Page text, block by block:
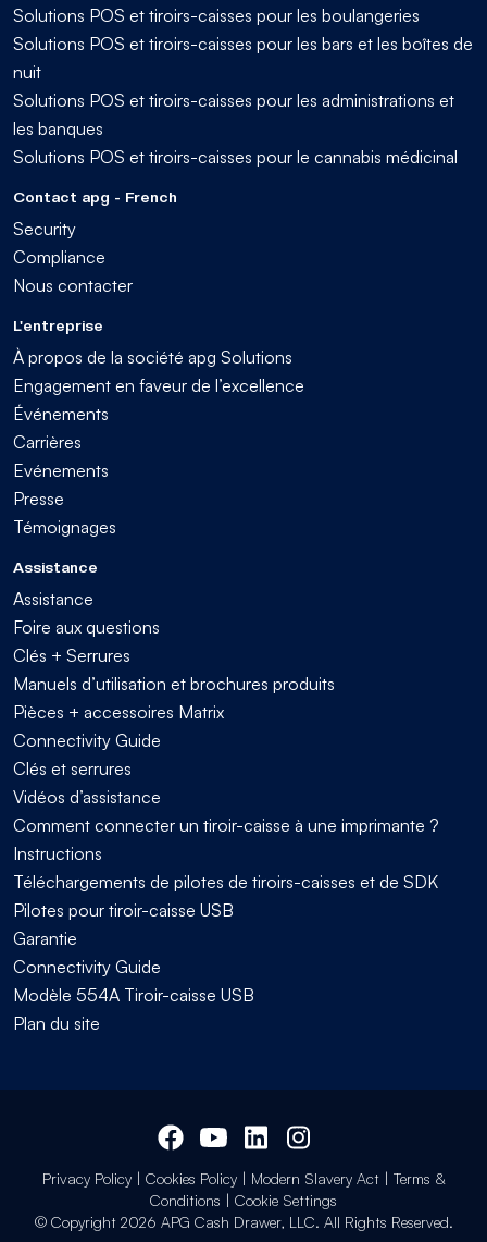
Solutions POS et tiroirs-caisses pour les boulangeries
Solutions POS et tiroirs-caisses pour les bars et les boîtes de
nuit
Solutions POS et tiroirs-caisses pour les administrations et
les banques
Solutions POS et tiroirs-caisses pour le cannabis médicinal
Contact apg - French
Security
Compliance
Nous contacter
L'entreprise
À propos de la société apg Solutions
Engagement en faveur de l’excellence
Événements
Carrières
Evénements
Presse
Témoignages
Assistance
Assistance
Foire aux questions
Clés + Serrures
Manuels d’utilisation et brochures produits
Pièces + accessoires Matrix
Connectivity Guide
Clés et serrures
Vidéos d’assistance
Comment connecter un tiroir-caisse à une imprimante ?
Instructions
Téléchargements de pilotes de tiroirs-caisses et de SDK
Pilotes pour tiroir-caisse USB
Garantie
Connectivity Guide
Modèle 554A Tiroir-caisse USB
Plan du site
Privacy Policy| Cookies Policy| Modern Slavery Act| Terms &
Conditions | Cookie Settings
© Copyright 2026 APG Cash Drawer, LLC. All Rights Reserved.